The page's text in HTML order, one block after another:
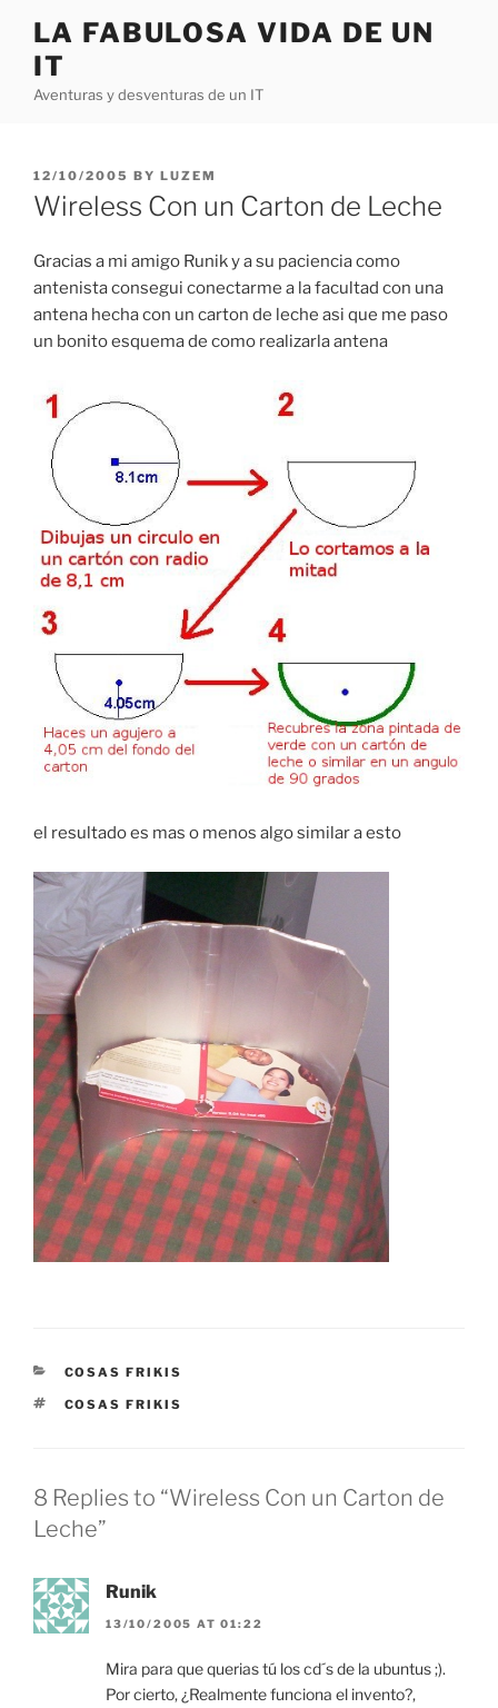
content
LA FABULOSA VIDA DE UN
IT
Aventuras y desventuras de un IT
POSTED
ON
12/10/2005 BY LUZEM
Wireless Con un Carton de Leche
Gracias a mi amigo Runik y a su paciencia como
antenista consegui conectarme a la facultad con una
antena hecha con un carton de leche asi que me paso
un bonito esquema de como realizarla antena
el resultado es mas o menos algo similar a esto
CATEGORIES
COSAS FRIKIS
TAGS
COSAS FRIKIS
8 Replies to “Wireless Con un Carton de
Leche”
Runik
13/10/2005 AT 01:22
Mira para que querias tú los cd´s de la ubuntus ;).
Por cierto, ¿Realmente funciona el invento?,